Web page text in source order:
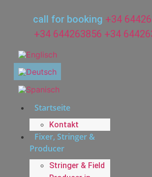
call for booking +34
+34 644263856 +34
Startseite
Kontakt
Fixer, Stringer &
Producer
Stringer & Field